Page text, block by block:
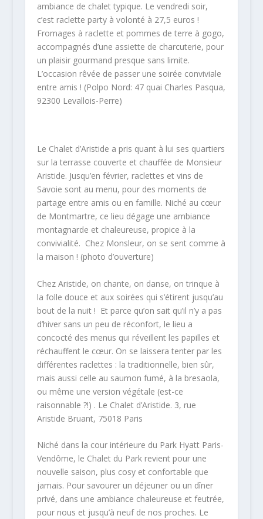
ambiance de chalet typique. Le vendredi soir,
c’est raclette party à volonté à 27,5 euros !
Fromages à raclette et pommes de terre à gogo,
accompagnés d’une assiette de charcuterie, pour
un plaisir gourmand presque sans limite.
L’occasion rêvée de passer une soirée conviviale
entre amis ! (Polpo Nord: 47 quai Charles Pasqua,
92300 Levallois-Perre)
Le Chalet d’Aristide a pris quant à lui ses quartiers
sur la terrasse couverte et chauffée de Monsieur
Aristide. Jusqu’en février, raclettes et vins de
Savoie sont au menu, pour des moments de
partage entre amis ou en famille. Niché au cœur
de Montmartre, ce lieu dégage une ambiance
montagnarde et chaleureuse, propice à la
convivialité. Chez Monsleur, on se sent comme à
la maison ! (photo d’ouverture)
Chez Aristide, on chante, on danse, on trinque à
la folle douce et aux soirées qui s’étirent jusqu’au
bout de la nuit ! Et parce qu’on sait qu’il n’y a pas
d’hiver sans un peu de réconfort, le lieu a
concocté des menus qui réveillent les papilles et
réchauffent le cœur. On se laissera tenter par les
différentes raclettes : la traditionnelle, bien sûr,
mais aussi celle au saumon fumé, à la bresaola,
ou même une version végétale (est-ce
raisonnable ?!) . Le Chalet d’Aristide. 3, rue
Aristide Bruant, 75018 Paris
Niché dans la cour intérieure du Park Hyatt Paris-
Vendôme, le Chalet du Park revient pour une
nouvelle saison, plus cosy et confortable que
jamais. Pour savourer un déjeuner ou un dîner
privé, dans une ambiance chaleureuse et feutrée,
pour nous et jusqu’à neuf de nos proches. Le